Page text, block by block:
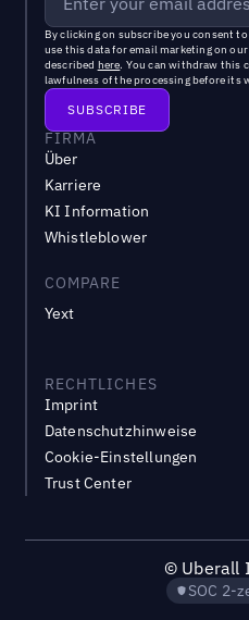
By clicking on subscribe you consent
use this data for email marketing on
described here. You can withdraw this
lawfulness of the processing before its
FIRMA
Über
Karriere
KI Information
Whistleblower
COMPARE
Yext
RECHTLICHES
Imprint
Datenschutzhinweise
Cookie-Einstellungen
Trust Center
© Uberall
SOC 2-